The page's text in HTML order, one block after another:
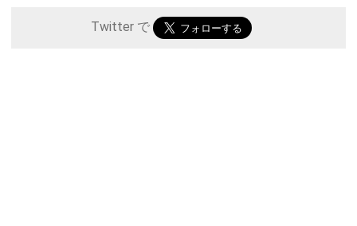
Twitter で